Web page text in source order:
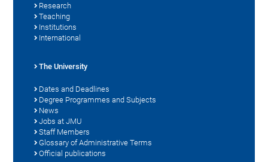
Research
Teaching
Institutions
International
The University
Dates and Deadlines
Degree Programmes and Subjects
News
Jobs at JMU
Staff Members
Glossary of Administrative Terms
Official publications